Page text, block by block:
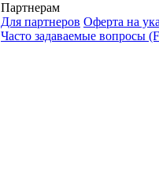
Партнерам
Для партнеров Оферта на
Часто задаваемые вопросы